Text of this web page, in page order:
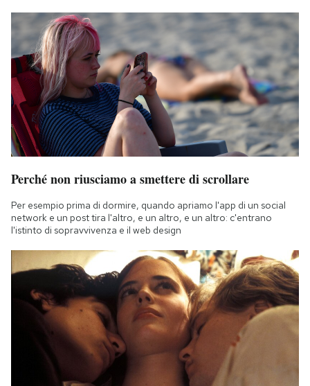
Esci
Perché non riusciamo a smettere di scrollare
Per esempio prima di dormire, quando apriamo l'app di un social
network e un post tira l'altro, e un altro, e un altro: c'entrano
l'istinto di sopravvivenza e il web design